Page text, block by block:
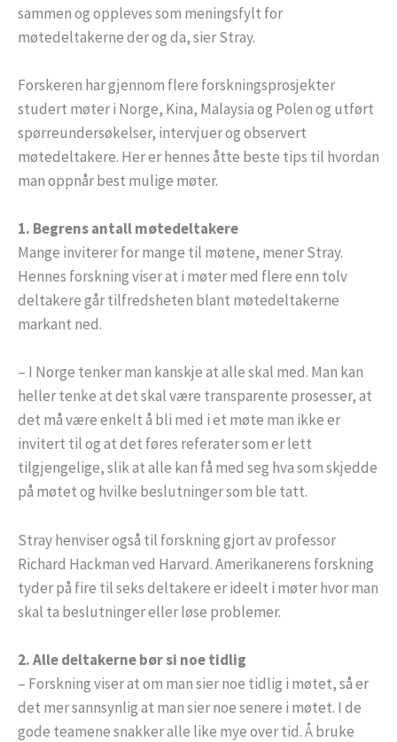
sammen og oppleves som meningsfylt for
møtedeltakerne der og da, sier Stray.
Forskeren har gjennom flere forskningsprosjekter
studert møter i Norge, Kina, Malaysia og Polen og utført
spørreundersøkelser, intervjuer og observert
møtedeltakere. Her er hennes åtte beste tips til hvordan
man oppnår best mulige møter.
1. Begrens antall møtedeltakere
Mange inviterer for mange til møtene, mener Stray.
Hennes forskning viser at i møter med flere enn tolv
deltakere går tilfredsheten blant møtedeltakerne
markant ned.
– I Norge tenker man kanskje at alle skal med. Man kan
heller tenke at det skal være transparente prosesser, at
det må være enkelt å bli med i et møte man ikke er
invitert til og at det føres referater som er lett
tilgjengelige, slik at alle kan få med seg hva som skjedde
på møtet og hvilke beslutninger som ble tatt.
Stray henviser også til forskning gjort av professor
Richard Hackman ved Harvard. Amerikanerens forskning
tyder på fire til seks deltakere er ideelt i møter hvor man
skal ta beslutninger eller løse problemer.
2. Alle deltakerne bør si noe tidlig
– Forskning viser at om man sier noe tidlig i møtet, så er
det mer sannsynlig at man sier noe senere i møtet. I de
gode teamene snakker alle like mye over tid. Å bruke